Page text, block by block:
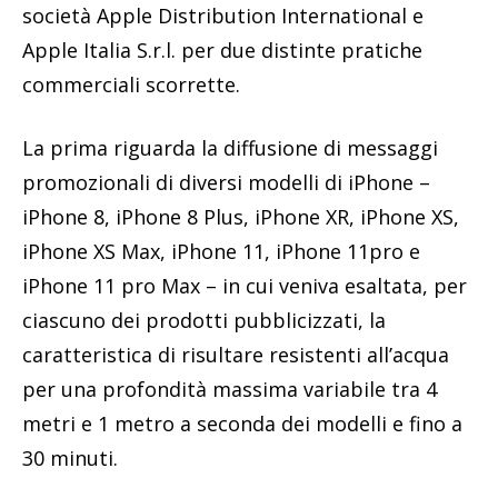
società Apple Distribution International e
Apple Italia S.r.l. per due distinte pratiche
commerciali scorrette.
La prima riguarda la diffusione di messaggi
promozionali di diversi modelli di iPhone –
iPhone 8, iPhone 8 Plus, iPhone XR, iPhone XS,
iPhone XS Max, iPhone 11, iPhone 11pro e
iPhone 11 pro Max – in cui veniva esaltata, per
ciascuno dei prodotti pubblicizzati, la
caratteristica di risultare resistenti all’acqua
per una profondità massima variabile tra 4
metri e 1 metro a seconda dei modelli e fino a
30 minuti.